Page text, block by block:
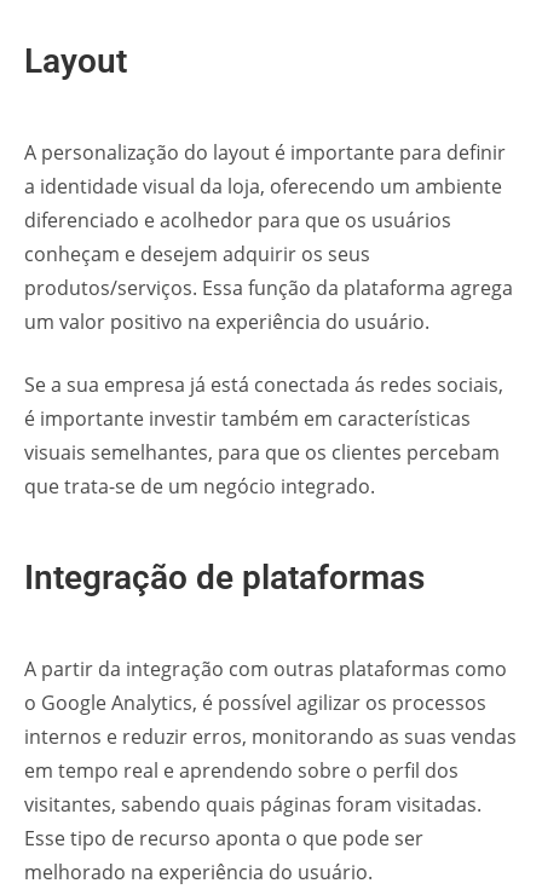
Layout
A personalização do layout é importante para definir
a identidade visual da loja, oferecendo um ambiente
diferenciado e acolhedor para que os usuários
conheçam e desejem adquirir os seus
produtos/serviços. Essa função da plataforma agrega
um valor positivo na experiência do usuário.
Se a sua empresa já está conectada ás redes sociais,
é importante investir também em características
visuais semelhantes, para que os clientes percebam
que trata-se de um negócio integrado.
Integração de plataformas
A partir da integração com outras plataformas como
o Google Analytics, é possível agilizar os processos
internos e reduzir erros, monitorando as suas vendas
em tempo real e aprendendo sobre o perfil dos
visitantes, sabendo quais páginas foram visitadas.
Esse tipo de recurso aponta o que pode ser
melhorado na experiência do usuário.